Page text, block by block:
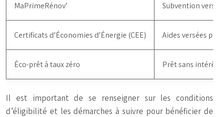
MaPrimeRénov’ Subvention
Certificats d’Économies d’Énergie (CEE) Aides versées
Éco-prêt à taux zéro Prêt sans
Il est important de se renseigner sur les conditions
d’éligibilité et les démarches à suivre pour bénéficier de